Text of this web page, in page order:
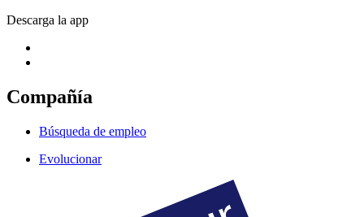
Descarga la app
Compañía
Búsqueda de empleo
Evolucionar